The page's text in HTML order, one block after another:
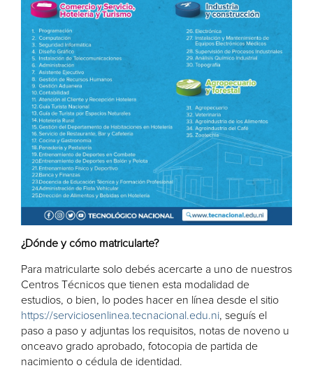
¿Dónde y cómo matricularte?
Para matricularte solo debés acercarte a uno de nuestros
Centros Técnicos que tienen esta modalidad de
estudios, o bien, lo podes hacer en línea desde el sitio
https://serviciosenlinea.tecnacional.edu.ni, seguís el
paso a paso y adjuntas los requisitos, notas de noveno u
onceavo grado aprobado, fotocopia de partida de
nacimiento o cédula de identidad.